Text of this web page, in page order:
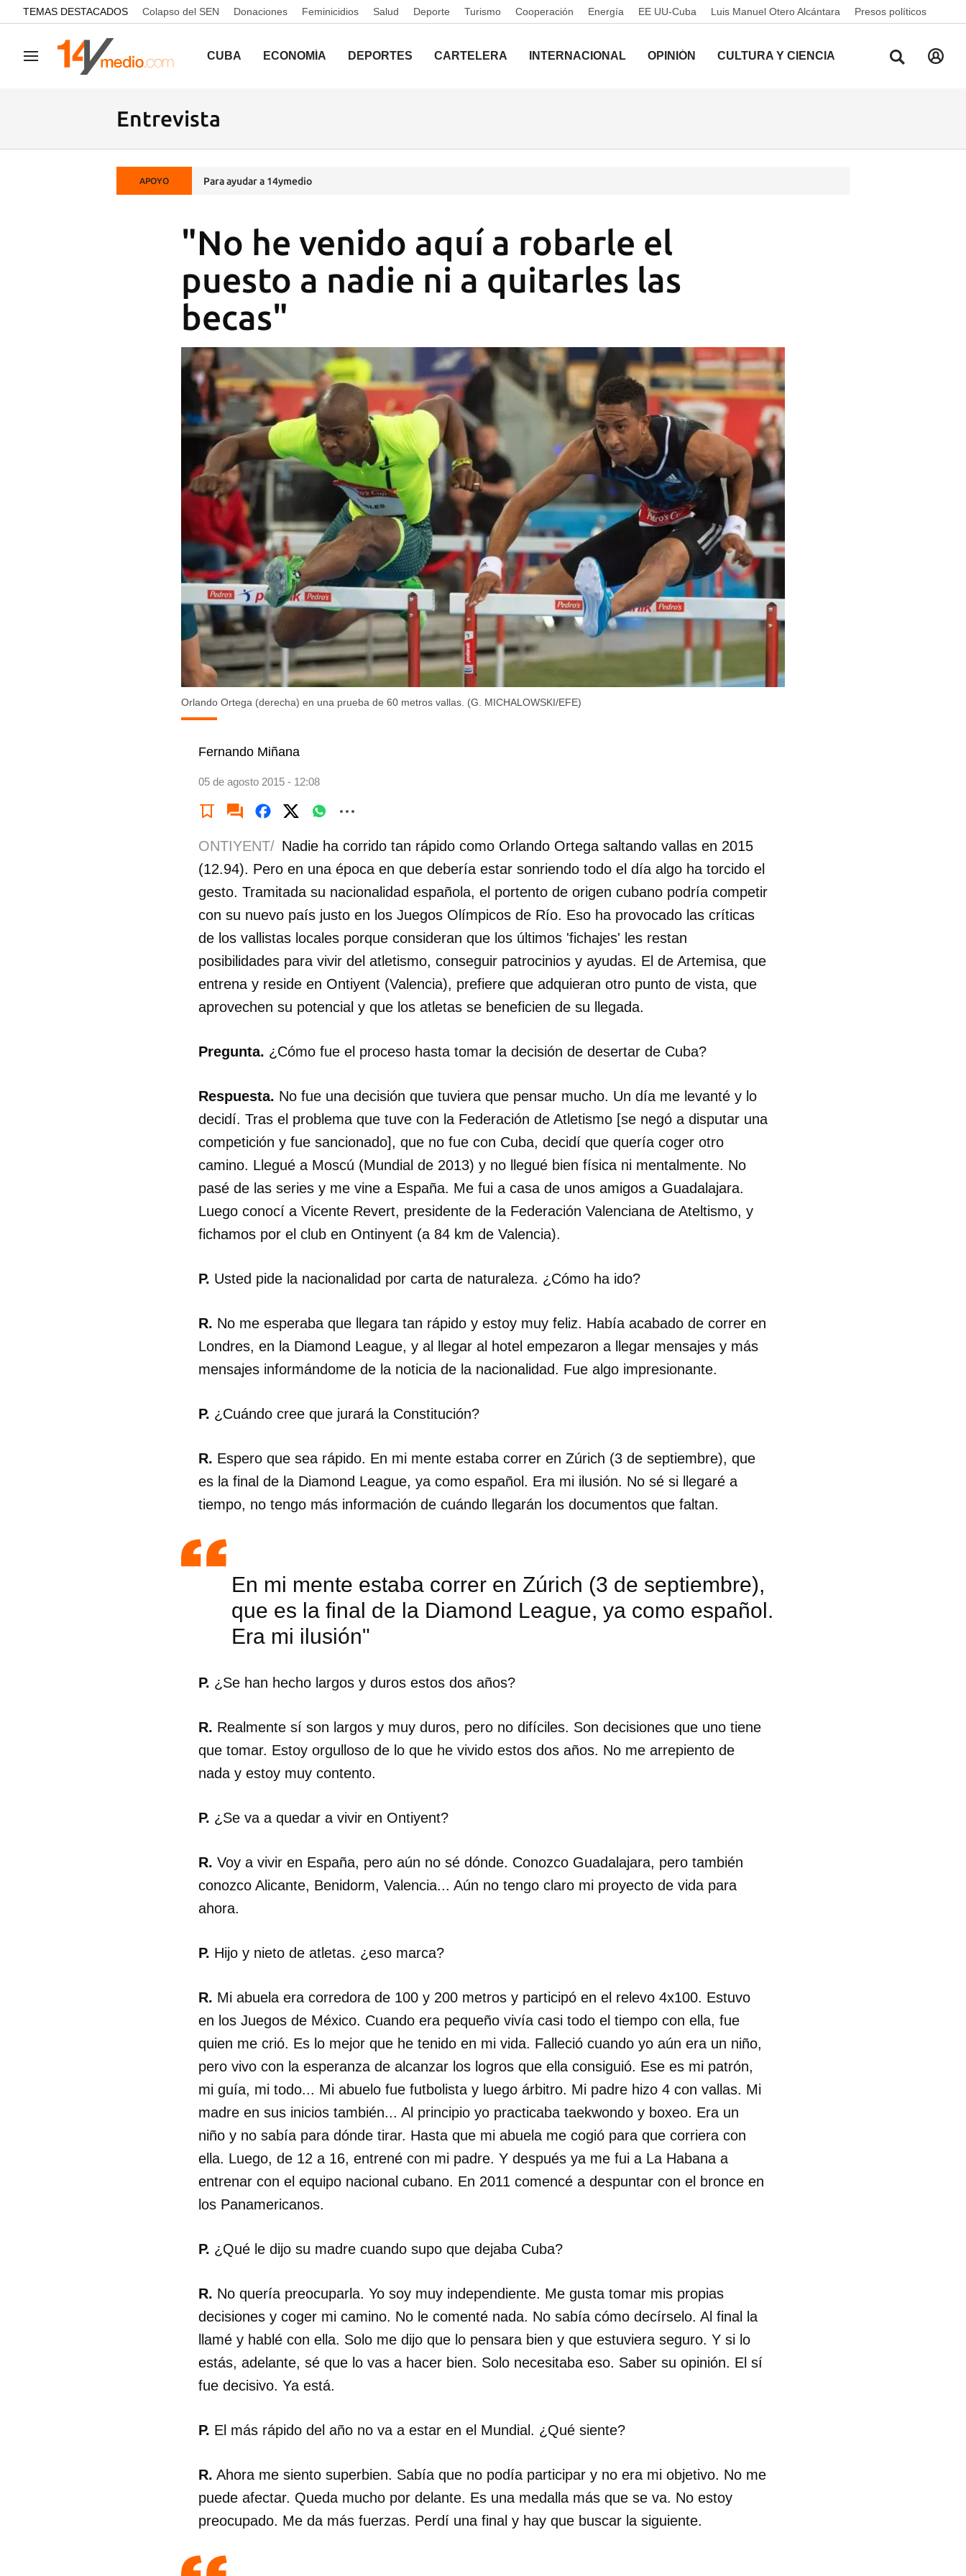
common.go-to-content
TEMAS DESTACADOS Colapso del SEN Donaciones Feminicidios Salud Deporte Turismo Cooperación Energía EE UU-Cuba Luis Manuel Otero Alcántara Presos políticos
Navegación CUBA ECONOMÍA DEPORTES CARTELERA INTERNACIONAL OPINIÓN CULTURA Y CIENCIA
Entrevista
APOYO Para ayudar a 14ymedio
"No he venido aquí a robarle el
puesto a nadie ni a quitarles las
becas"
Orlando Ortega (derecha) en una prueba de 60 metros vallas. (G. MICHALOWSKI/EFE)
Fernando Miñana
05 de agosto 2015 - 12:08
Para poder guardar como favorito, primero has de iniciar sesión con tu
cuenta de 14ymedio.
ONTIYENT/ Nadie ha corrido tan rápido como Orlando Ortega saltando vallas en 2015
(12.94). Pero en una época en que debería estar sonriendo todo el día algo ha torcido el
gesto. Tramitada su nacionalidad española, el portento de origen cubano podría competir
con su nuevo país justo en los Juegos Olímpicos de Río. Eso ha provocado las críticas
de los vallistas locales porque consideran que los últimos 'fichajes' les restan
posibilidades para vivir del atletismo, conseguir patrocinios y ayudas. El de Artemisa, que
entrena y reside en Ontiyent (Valencia), prefiere que adquieran otro punto de vista, que
aprovechen su potencial y que los atletas se beneficien de su llegada.
Pregunta. ¿Cómo fue el proceso hasta tomar la decisión de desertar de Cuba?
Respuesta. No fue una decisión que tuviera que pensar mucho. Un día me levanté y lo
decidí. Tras el problema que tuve con la Federación de Atletismo [se negó a disputar una
competición y fue sancionado], que no fue con Cuba, decidí que quería coger otro
camino. Llegué a Moscú (Mundial de 2013) y no llegué bien física ni mentalmente. No
pasé de las series y me vine a España. Me fui a casa de unos amigos a Guadalajara.
Luego conocí a Vicente Revert, presidente de la Federación Valenciana de Ateltismo, y
fichamos por el club en Ontinyent (a 84 km de Valencia).
P. Usted pide la nacionalidad por carta de naturaleza. ¿Cómo ha ido?
R. No me esperaba que llegara tan rápido y estoy muy feliz. Había acabado de correr en
Londres, en la Diamond League, y al llegar al hotel empezaron a llegar mensajes y más
mensajes informándome de la noticia de la nacionalidad. Fue algo impresionante.
P. ¿Cuándo cree que jurará la Constitución?
R. Espero que sea rápido. En mi mente estaba correr en Zúrich (3 de septiembre), que
es la final de la Diamond League, ya como español. Era mi ilusión. No sé si llegaré a
tiempo, no tengo más información de cuándo llegarán los documentos que faltan.
En mi mente estaba correr en Zúrich (3 de septiembre),
que es la final de la Diamond League, ya como español.
Era mi ilusión"
P. ¿Se han hecho largos y duros estos dos años?
R. Realmente sí son largos y muy duros, pero no difíciles. Son decisiones que uno tiene
que tomar. Estoy orgulloso de lo que he vivido estos dos años. No me arrepiento de
nada y estoy muy contento.
P. ¿Se va a quedar a vivir en Ontiyent?
R. Voy a vivir en España, pero aún no sé dónde. Conozco Guadalajara, pero también
conozco Alicante, Benidorm, Valencia... Aún no tengo claro mi proyecto de vida para
ahora.
P. Hijo y nieto de atletas. ¿eso marca?
R. Mi abuela era corredora de 100 y 200 metros y participó en el relevo 4x100. Estuvo
en los Juegos de México. Cuando era pequeño vivía casi todo el tiempo con ella, fue
quien me crió. Es lo mejor que he tenido en mi vida. Falleció cuando yo aún era un niño,
pero vivo con la esperanza de alcanzar los logros que ella consiguió. Ese es mi patrón,
mi guía, mi todo... Mi abuelo fue futbolista y luego árbitro. Mi padre hizo 4 con vallas. Mi
madre en sus inicios también... Al principio yo practicaba taekwondo y boxeo. Era un
niño y no sabía para dónde tirar. Hasta que mi abuela me cogió para que corriera con
ella. Luego, de 12 a 16, entrené con mi padre. Y después ya me fui a La Habana a
entrenar con el equipo nacional cubano. En 2011 comencé a despuntar con el bronce en
los Panamericanos.
P. ¿Qué le dijo su madre cuando supo que dejaba Cuba?
R. No quería preocuparla. Yo soy muy independiente. Me gusta tomar mis propias
decisiones y coger mi camino. No le comenté nada. No sabía cómo decírselo. Al final la
llamé y hablé con ella. Solo me dijo que lo pensara bien y que estuviera seguro. Y si lo
estás, adelante, sé que lo vas a hacer bien. Solo necesitaba eso. Saber su opinión. El sí
fue decisivo. Ya está.
P. El más rápido del año no va a estar en el Mundial. ¿Qué siente?
R. Ahora me siento superbien. Sabía que no podía participar y no era mi objetivo. No me
puede afectar. Queda mucho por delante. Es una medalla más que se va. No estoy
preocupado. Me da más fuerzas. Perdí una final y hay que buscar la siguiente.